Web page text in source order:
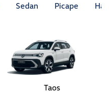
Sedan Picape
Taos